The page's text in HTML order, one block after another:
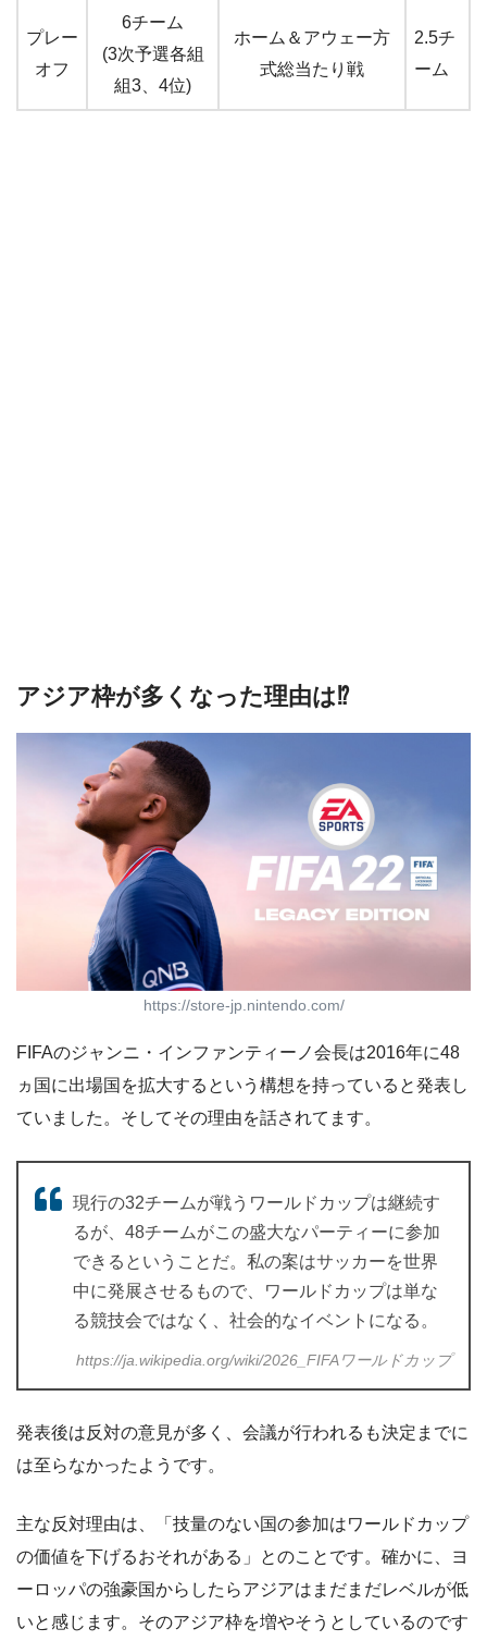
プレー
オフ
6チーム
(3次予選各組
組3、4位)
ホーム＆アウェー方
式総当たり戦
2.5チ
ーム
アジア枠が多くなった理由は⁉︎
https://store-jp.nintendo.com/
FIFAのジャンニ・インファンティーノ会長は2016年に48
ヵ国に出場国を拡大するという構想を持っていると発表し
ていました。そしてその理由を話されてます。
現行の32チームが戦うワールドカップは継続す
るが、48チームがこの盛大なパーティーに参加
できるということだ。私の案はサッカーを世界
中に発展させるもので、ワールドカップは単な
る競技会ではなく、社会的なイベントになる。
https://ja.wikipedia.org/wiki/2026_FIFAワールドカップ
発表後は反対の意見が多く、会議が行われるも決定までに
は至らなかったようです。
主な反対理由は、「技量のない国の参加はワールドカップ
の価値を下げるおそれがある」とのことです。確かに、ヨ
ーロッパの強豪国からしたらアジアはまだまだレベルが低
いと感じます。そのアジア枠を増やそうとしているのです